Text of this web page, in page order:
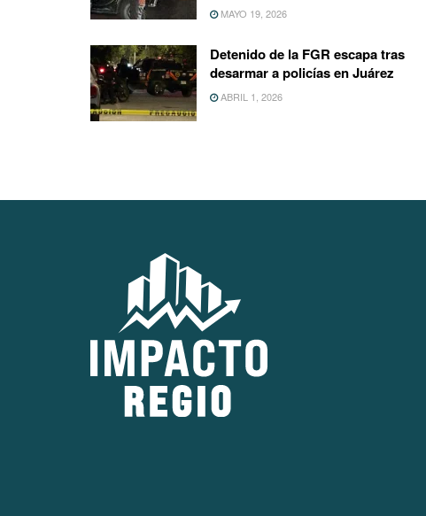
MAYO 19, 2026
Detenido de la FGR escapa tras
desarmar a policías en Juárez
ABRIL 1, 2026